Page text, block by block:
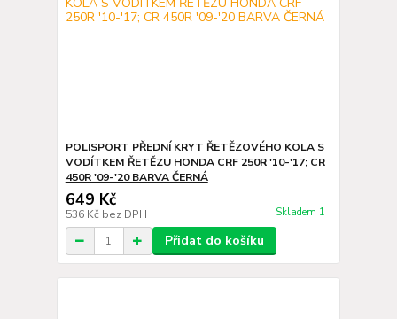
POLISPORT PŘEDNÍ KRYT ŘETĚZOVÉHO KOLA S
VODÍTKEM ŘETĚZU HONDA CRF 250R '10-'17; CR
450R '09-'20 BARVA ČERNÁ
649 Kč
536 Kč bez DPH Skladem 1
Přidat do košíku